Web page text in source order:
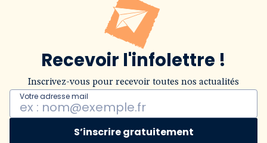
Recevoir l'infolettre !
Inscrivez-vous pour recevoir toutes nos actualités
Votre adresse mail
S’inscrire gratuitement